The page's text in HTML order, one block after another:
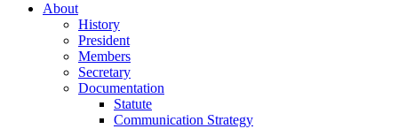
About
History
President
Members
Secretary
Documentation
Statute
Communication Strategy